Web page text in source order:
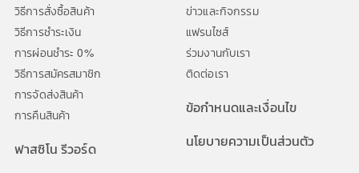
วิธีการสั่งซื้อสินค้า
วิธีการชำระเงิน
การผ่อนชำระ 0%
วิธีการสมัครสมาชิก
การจัดส่งสินค้า
การคืนสินค้า
ฟาสซิโน รีวอร์ด
ข่าวและกิจกรรม
แฟรนไซส์
ร่วมงานกับเรา
ติดต่อเรา
ข้อกำหนดและเงื่อนไข
นโยบายความเป็นส่วนตัว